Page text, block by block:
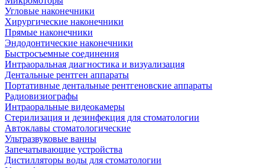
Угловые наконечники
Хирургические наконечники
Прямые наконечники
Эндодонтические наконечники
Быстросъемные соединения
Интраоральная диагностика и визуализация
Дентальные рентген аппараты
Портативные дентальные рентгеновские аппараты
Радиовизиографы
Интраоральные видеокамеры
Стерилизация и дезинфекция для стоматологии
Автоклавы стоматологические
Ультразвуковые ванны
Запечатывающие устройства
Дистилляторы воды для стоматологии